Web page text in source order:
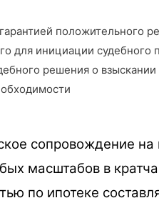
положительного
для инициации судебного
решения о взыскании
сопровождение
масштабов в
по ипотеке